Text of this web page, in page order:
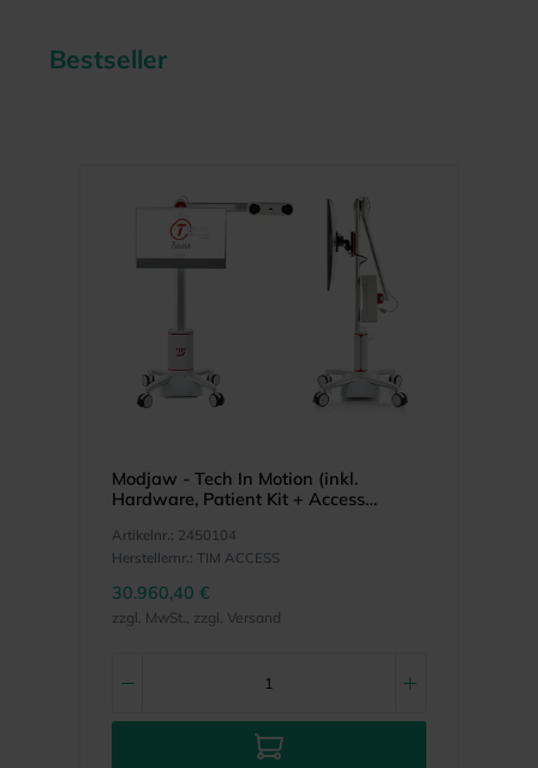
Bestseller
Modjaw - Tech In Motion (inkl.
Hardware, Patient Kit + Access
Artikelnr.: 2450104
Herstellernr.: TIM ACCESS
30.960,40 €
zzgl. MwSt., zzgl. Versand